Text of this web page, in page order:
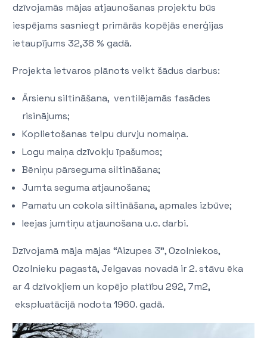
dzīvojamās mājas atjaunošanas projektu būs
iespējams sasniegt primārās kopējās enerģijas
ietaupījums 32,38 % gadā.
Projekta ietvaros plānots veikt šādus darbus:
Ārsienu siltināšana, ventilējamās fasādes
risinājums;
Koplietošanas telpu durvju nomaiņa.
Logu maiņa dzīvokļu īpašumos;
Bēniņu pārseguma siltināšana;
Jumta seguma atjaunošana;
Pamatu un cokola siltināšana, apmales izbūve;
Ieejas jumtiņu atjaunošana u.c. darbi.
Dzīvojamā māja mājas “Aizupes 3”, Ozolniekos,
Ozolnieku pagastā, Jelgavas novadā ir 2. stāvu ēka
ar 4 dzīvokļiem un kopējo platību 292, 7m2,
ekspluatācijā nodota 1960. gadā.